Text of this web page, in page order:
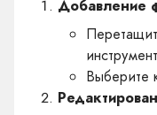
Добавление
Выберите